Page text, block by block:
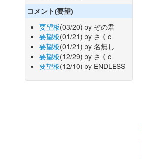
コメント(要望)
要望板(03/20) by ぞの君
要望板(01/21) by さくc
要望板(01/21) by 名無し
要望板(12/29) by さくc
要望板(12/10) by ENDLESS